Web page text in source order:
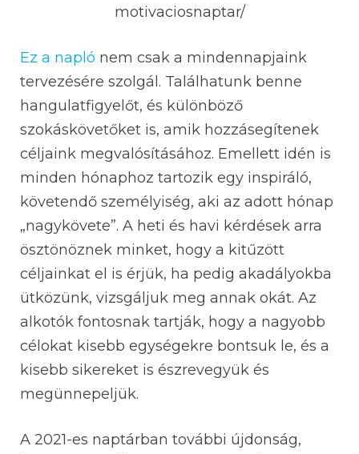
motivaciosnaptar/
Ez a napló nem csak a mindennapjaink
tervezésére szolgál. Találhatunk benne
hangulatfigyelőt, és különböző
szokáskövetőket is, amik hozzásegítenek
céljaink megvalósításához. Emellett idén is
minden hónaphoz tartozik egy inspiráló,
követendő személyiség, aki az adott hónap
„nagykövete”. A heti és havi kérdések arra
ösztönöznek minket, hogy a kitűzött
céljainkat el is érjük, ha pedig akadályokba
ütközünk, vizsgáljuk meg annak okát. Az
alkotók fontosnak tartják, hogy a nagyobb
célokat kisebb egységekre bontsuk le, és a
kisebb sikereket is észrevegyük és
megünnepeljük.
A 2021-es naptárban további újdonság,